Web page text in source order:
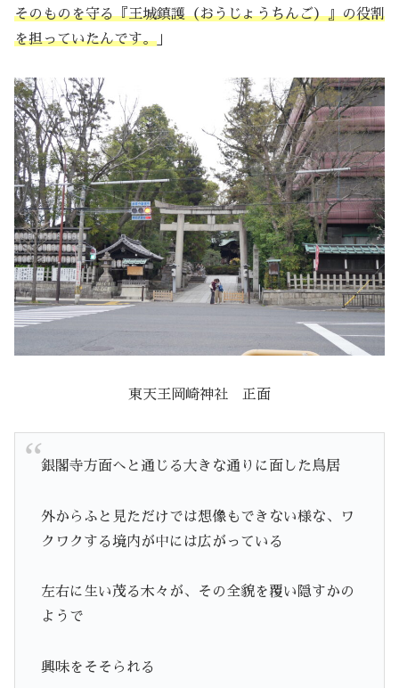
そのものを守る『王城鎮護（おうじょうちんご）』の役割
を担っていたんです。 」
東天王岡崎神社 正面
銀閣寺方面へと通じる大きな通りに面した鳥居
外からふと見ただけでは想像もできない様な、ワ
クワクする境内が中には広がっている
左右に生い茂る木々が、その全貌を覆い隠すかの
ようで
興味をそそられる